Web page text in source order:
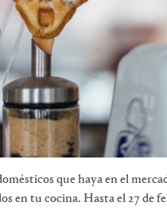
que haya en el
en tu cocina. Hasta el 27 de